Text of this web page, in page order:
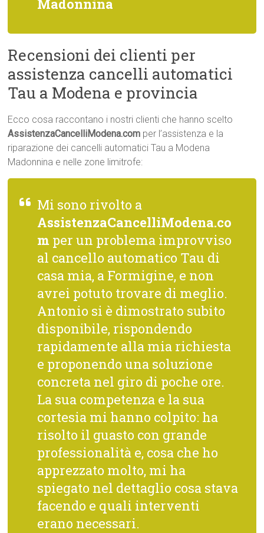
Madonnina
Recensioni dei clienti per
assistenza cancelli automatici
Tau a Modena e provincia
Ecco cosa raccontano i nostri clienti che hanno scelto
AssistenzaCancelliModena.com per l’assistenza e la
riparazione dei cancelli automatici Tau a Modena
Madonnina e nelle zone limitrofe:
Mi sono rivolto a
AssistenzaCancelliModena.co
m per un problema improvviso
al cancello automatico Tau di
casa mia, a Formigine, e non
avrei potuto trovare di meglio.
Antonio si è dimostrato subito
disponibile, rispondendo
rapidamente alla mia richiesta
e proponendo una soluzione
concreta nel giro di poche ore.
La sua competenza e la sua
cortesia mi hanno colpito: ha
risolto il guasto con grande
professionalità e, cosa che ho
apprezzato molto, mi ha
spiegato nel dettaglio cosa stava
facendo e quali interventi
erano necessari.